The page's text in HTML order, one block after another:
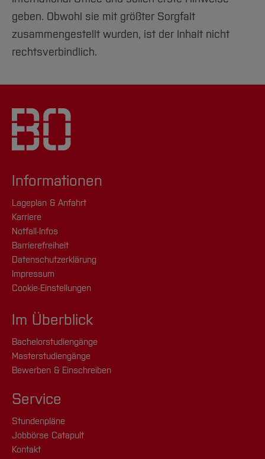
geben. Obwohl sie mit größter Sorgfalt
zusammengestellt wurden, ist der Inhalt nicht
rechtsverbindlich.
Informationen
Lageplan & Anfahrt
Karriere
Notfall-Infos
Barrierefreiheit
Datenschutzerklärung
Impressum
Cookie-Einstellungen
Im Überblick
Bachelorstudiengänge
Masterstudiengänge
Bewerben & Einschreiben
Service
Stundenpläne
Jobbörse Catapult
Kontakt